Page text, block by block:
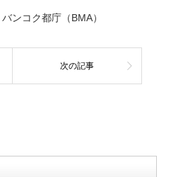
ンコク都庁（BMA）
次の記事